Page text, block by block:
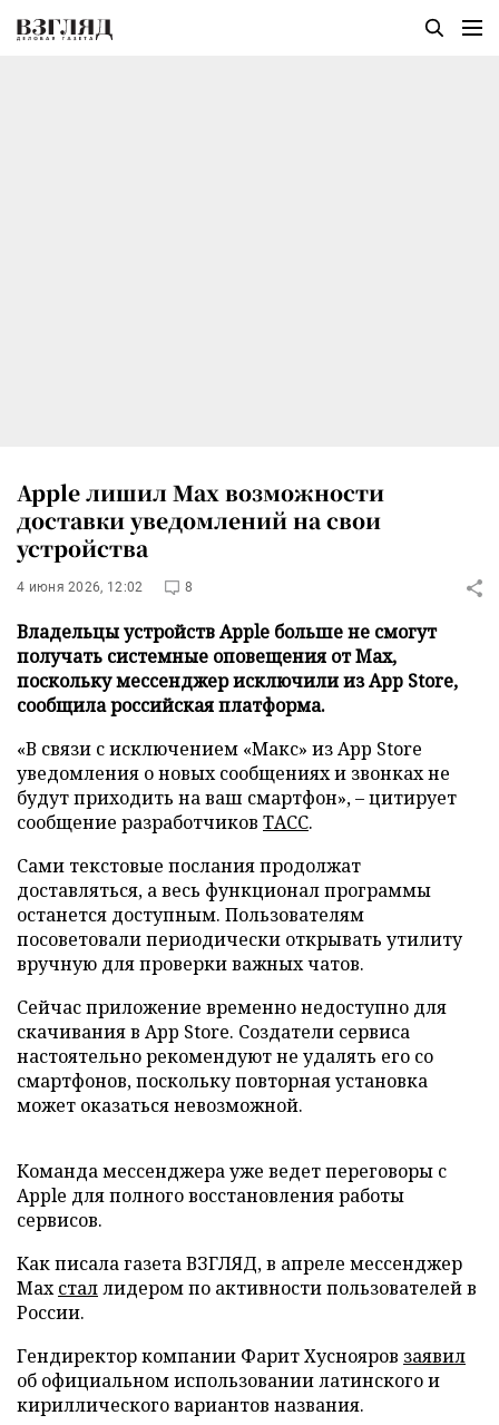
Apple лишил Max возможности
доставки уведомлений на свои
устройства
4 июня 2026, 12:02 8
Владельцы устройств Apple больше не смогут
получать системные оповещения от Max,
поскольку мессенджер исключили из App Store,
сообщила российская платформа.
«В связи с исключением «Макс» из App Store
уведомления о новых сообщениях и звонках не
будут приходить на ваш смартфон», – цитирует
сообщение разработчиков ТАСС.
Сами текстовые послания продолжат
доставляться, а весь функционал программы
останется доступным. Пользователям
посоветовали периодически открывать утилиту
вручную для проверки важных чатов.
Сейчас приложение временно недоступно для
скачивания в App Store. Создатели сервиса
настоятельно рекомендуют не удалять его со
смартфонов, поскольку повторная установка
может оказаться невозможной.
Команда мессенджера уже ведет переговоры с
Apple для полного восстановления работы
сервисов.
Как писала газета ВЗГЛЯД, в апреле мессенджер
Maxсталлидером по активности пользователей в
России.
Гендиректор компании Фарит Хуснояров заявил
об официальном использовании латинского и
кириллического вариантов названия.